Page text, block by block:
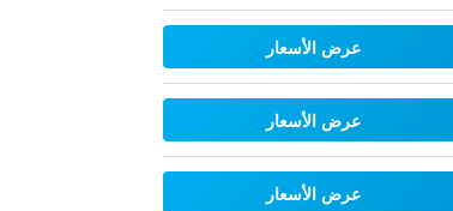
عرض الأسعار
عرض الأسعار
عرض الأسعار